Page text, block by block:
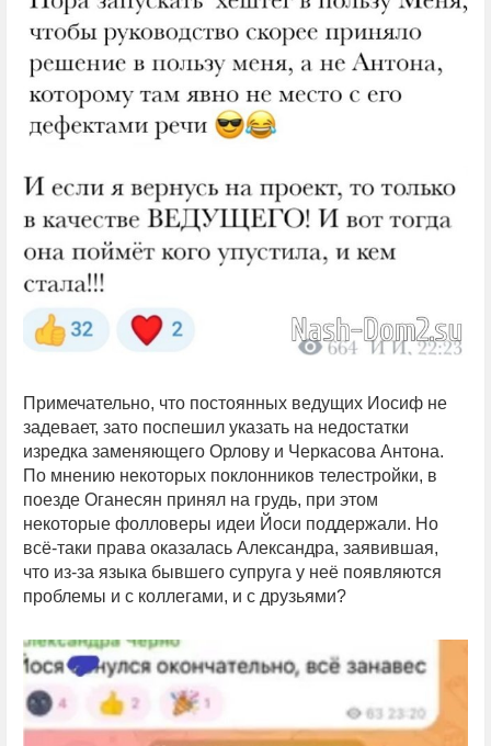
Примечательно, что постоянных ведущих Иосиф не
задевает, зато поспешил указать на недостатки
изредка заменяющего Орлову и Черкасова Антона.
По мнению некоторых поклонников телестройки, в
поезде Оганесян принял на грудь, при этом
некоторые фолловеры идеи Йоси поддержали. Но
всё-таки права оказалась Александра, заявившая,
что из-за языка бывшего супруга у неё появляются
проблемы и с коллегами, и с друзьями?